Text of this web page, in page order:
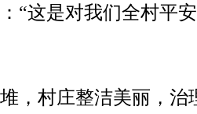
“这是对我们全村平
村庄整洁美丽，治